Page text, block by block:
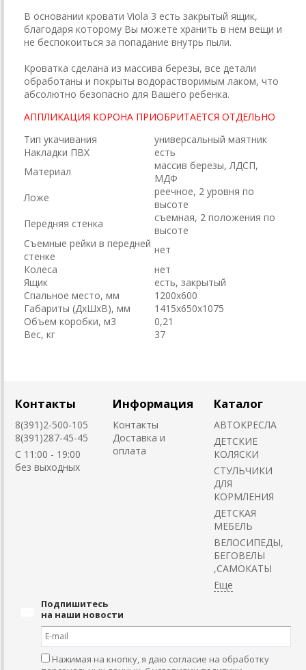
В основании кровати Viola 3 есть закрытый ящик,
благодаря которому Вы можете хранить в нем вещи и
не беспокоиться за попадание внутрь пыли.
Кроватка сделана из массива березы, все детали
обработаны и покрыты водорастворимым лаком, что
абсолютно безопасно для Вашего ребенка.
АППЛИКАЦИЯ КОРОНА ПРИОБРИТАЕТСЯ ОТДЕЛЬНО
Тип укачивания
универсальный маятник
Накладки ПВХ
есть
Материал
массив березы, ЛДСП,
МДФ
Ложе
реечное, 2 уровня по
высоте
Передняя стенка
съемная, 2 положения по
высоте
Съемные рейки в передней
стенке
нет
Колеса
нет
Ящик
есть, закрытый
Спальное место, мм
1200х600
Габариты (ДхШхВ), мм
1415х650х1075
Объем коробки, м3
0,21
Вес, кг
37
Контакты
8(391)2-500-105
8(391)287-45-45
C 11:00 - 19:00
без выходных
Информация
Контакты
Доставка и
оплата
Каталог
АВТОКРЕСЛА
ДЕТСКИЕ
КОЛЯСКИ
CТУЛЬЧИКИ
ДЛЯ
КОРМЛЕНИЯ
ДЕТСКАЯ
МЕБЕЛЬ
ВЕЛОСИПЕДЫ,
БЕГОВЕЛЫ
,САМОКАТЫ
Подпишитесь
на наши новости
Нажимая на кнопку, я даю согласие на обработку